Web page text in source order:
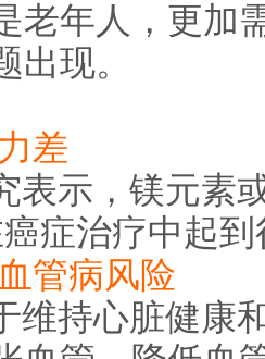
老年人，更加
出现。
差
表示，镁元素
症治疗中起
管病风险
维持心脏健康